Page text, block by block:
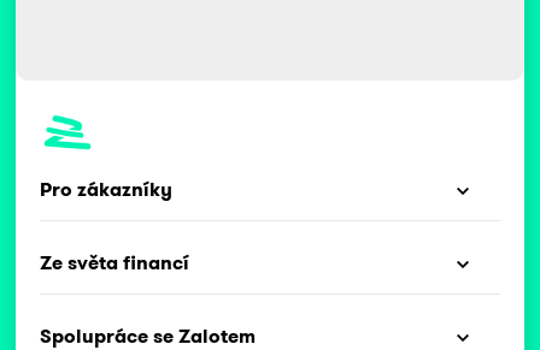
Pro zákazníky
Ze světa financí
Spolupráce se Zalotem